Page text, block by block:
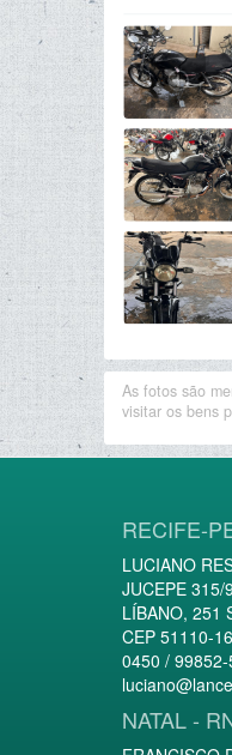
As fotos são
visitar os bens
RECIFE-
LUCIANO
JUCEPE 315/
LÍBANO, 251
CEP 51110-
0450 /
NATAL -